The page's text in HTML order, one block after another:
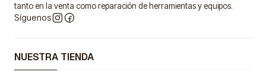
tanto en la venta como reparación de herramientas y equipos.
Síguenos
NUESTRA TIENDA